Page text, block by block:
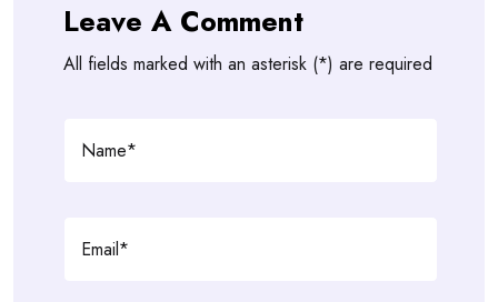
Leave A Comment
All fields marked with an asterisk (*) are required